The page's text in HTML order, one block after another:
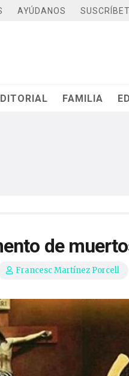
AYÚDANOS
FAMILIA
de
Francesc Martínez Porcell